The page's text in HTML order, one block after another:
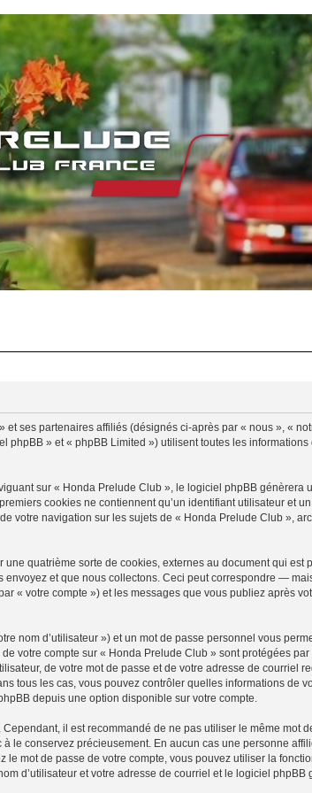
ses partenaires affiliés (désignés ci-après par « nous », «
» et « phpBB Limited ») utilisent toutes les
sur « Honda Prelude Club », le logiciel phpBB génèrera
cookies ne contiennent qu’un identifiant utilisateur et
votre navigation sur les sujets de « Honda Prelude Club »,
quatrième sorte de cookies, externes au document qui
et que nous collectons. Ceci peut correspondre —
« votre compte ») et les messages que vous publiez après
nom d’utilisateur ») et un mot de passe personnel vous
votre compte sur « Honda Prelude Club » sont protégées
de votre mot de passe et de votre adresse de courriel
tous les cas, vous pouvez contrôler quelles informations de
depuis une option disponible sur votre compte.
il est recommandé de ne pas utiliser le même mot
le conservez précieusement. En aucun cas une personne
mot de passe de votre compte, vous pouvez utiliser la
d’utilisateur et votre adresse de courriel et le logiciel